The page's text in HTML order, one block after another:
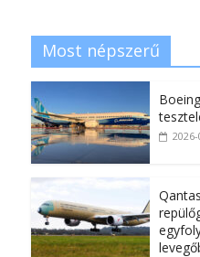
Most népszerű
2026-